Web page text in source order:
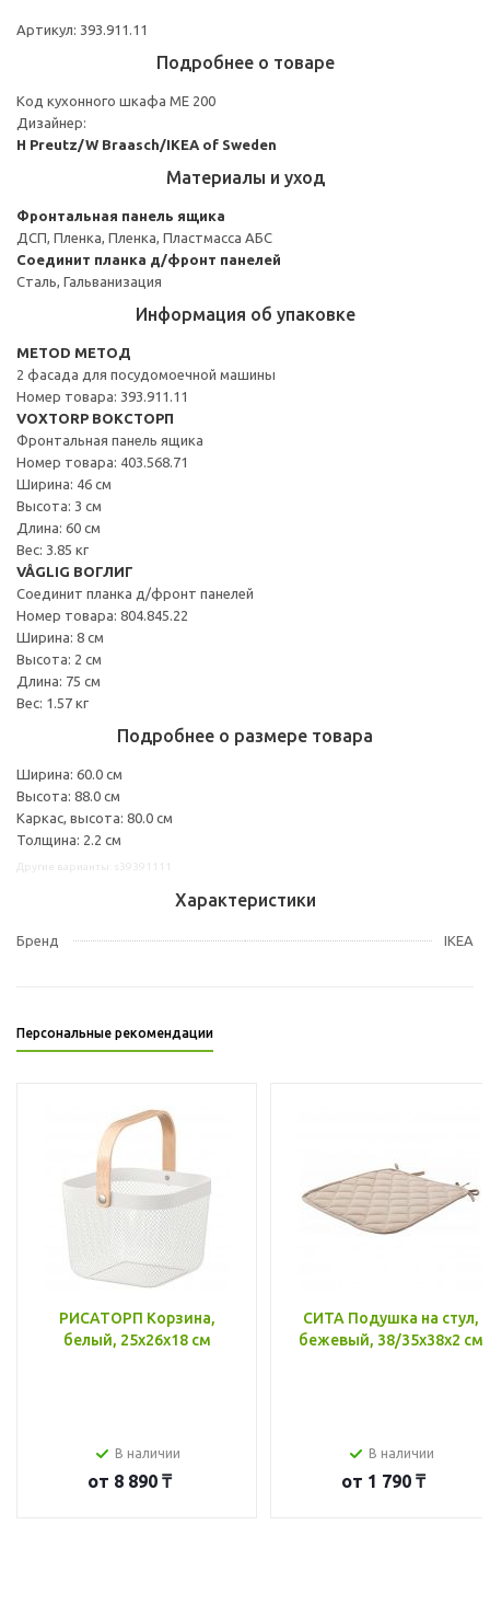
Артикул: 393.911.11
Подробнее о товаре
Код кухонного шкафа ME 200
Дизайнер:
H Preutz/W Braasch/IKEA of Sweden
Материалы и уход
Фронтальная панель ящика
ДСП, Пленка, Пленка, Пластмасса АБС
Соединит планка д/фронт панелей
Сталь, Гальванизация
Информация об упаковке
METOD МЕТОД
2 фасада для посудомоечной машины
Номер товара: 393.911.11
VOXTORP ВОКСТОРП
Фронтальная панель ящика
Номер товара: 403.568.71
Ширина: 46 см
Высота: 3 см
Длина: 60 см
Вес: 3.85 кг
VÅGLIG ВОГЛИГ
Соединит планка д/фронт панелей
Номер товара: 804.845.22
Ширина: 8 см
Высота: 2 см
Длина: 75 см
Вес: 1.57 кг
Подробнее о размере товара
Ширина: 60.0 см
Высота: 88.0 см
Каркас, высота: 80.0 см
Толщина: 2.2 см
Характеристики
Бренд IKEA
Персональные рекомендации
РИСАТОРП Корзина,
белый, 25x26x18 см
В наличии
от 8 890 ₸
СИТА Подушка на стул,
бежевый, 38/35x38x2 см
В наличии
от 1 790 ₸